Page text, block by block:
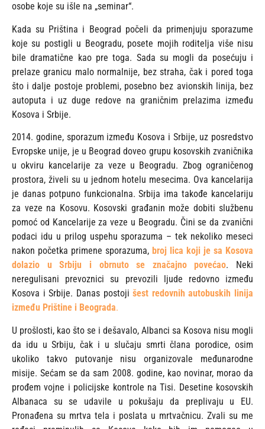
osobe koje su išle na „seminar“.
Kada su Priština i Beograd počeli da primenjuju sporazume
koje su postigli u Beogradu, posete mojih roditelja više nisu
bile dramatične kao pre toga. Sada su mogli da posećuju i
prelaze granicu malo normalnije, bez straha, čak i pored toga
što i dalje postoje problemi, posebno bez avionskih linija, bez
autoputa i uz duge redove na graničnim prelazima između
Kosova i Srbije.
2014. godine, sporazum između Kosova i Srbije, uz posredstvo
Evropske unije, je u Beograd doveo grupu kosovskih zvaničnika
u okviru kancelarije za veze u Beogradu. Zbog ograničenog
prostora, živeli su u jednom hotelu mesecima. Ova kancelarija
je danas potpuno funkcionalna. Srbija ima takođe kancelariju
za veze na Kosovu. Kosovski građanin može dobiti službenu
pomoć od Kancelarije za veze u Beogradu. Čini se da zvanični
podaci idu u prilog uspehu sporazuma – tek nekoliko meseci
nakon početka primene sporazuma, broj lica koji je sa Kosova
dolazio u Srbiju i obrnuto se značajno povećao. Neki
neregulisani prevoznici su prevozili ljude redovno između
Kosova i Srbije. Danas postojišest redovnih autobuskih linija
između Prištine i Beograda.
U prošlosti, kao što se i dešavalo, Albanci sa Kosova nisu mogli
da idu u Srbiju, čak i u slučaju smrti člana porodice, osim
ukoliko takvo putovanje nisu organizovale međunarodne
misije. Sećam se da sam 2008. godine, kao novinar, morao da
prođem vojne i policijske kontrole na Tisi. Desetine kosovskih
Albanaca su se udavile u pokušaju da preplivaju u EU.
Pronađena su mrtva tela i poslata u mrtvačnicu. Zvali su me